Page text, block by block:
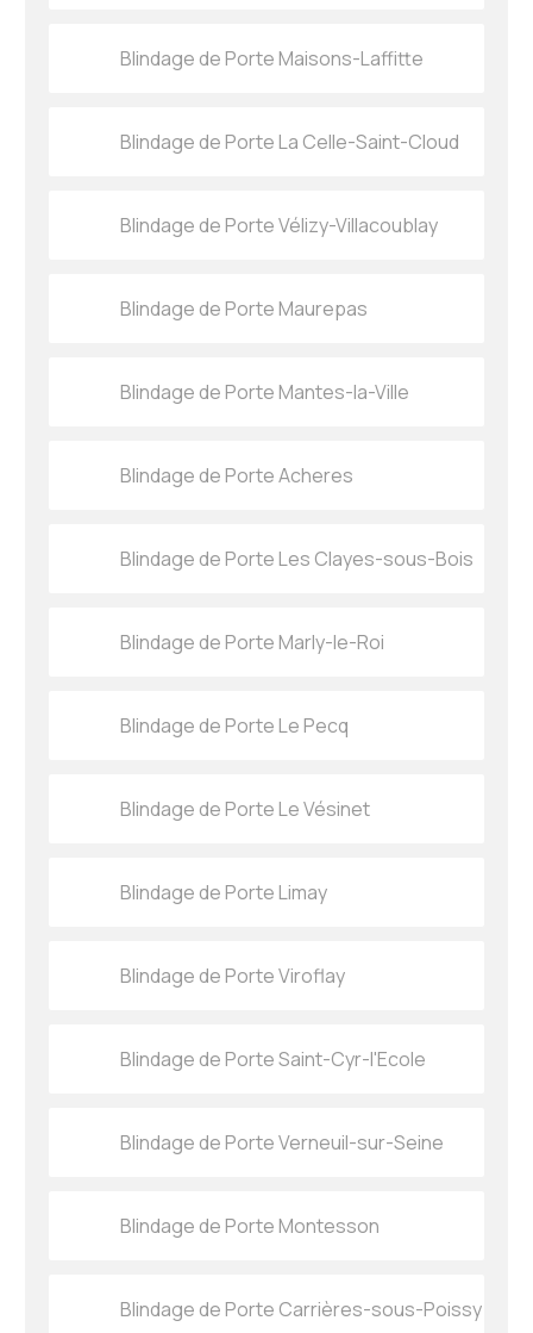
Blindage de Porte Maisons-Laffitte
Blindage de Porte La Celle-Saint-Cloud
Blindage de Porte Vélizy-Villacoublay
Blindage de Porte Maurepas
Blindage de Porte Mantes-la-Ville
Blindage de Porte Acheres
Blindage de Porte Les Clayes-sous-Bois
Blindage de Porte Marly-le-Roi
Blindage de Porte Le Pecq
Blindage de Porte Le Vésinet
Blindage de Porte Limay
Blindage de Porte Viroflay
Blindage de Porte Saint-Cyr-l'Ecole
Blindage de Porte Verneuil-sur-Seine
Blindage de Porte Montesson
Blindage de Porte Carrières-sous-Poissy